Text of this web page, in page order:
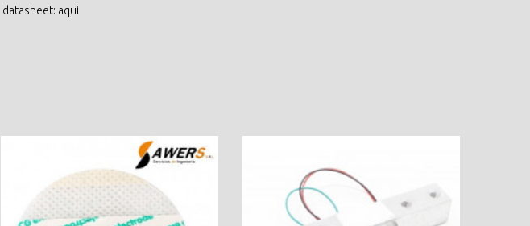
datasheet: aqui